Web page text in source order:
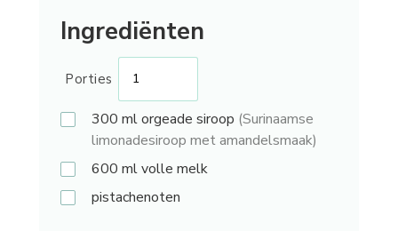
Ingrediënten
Porties
300 mlorgeade siroop (Surinaamse
limonadesiroop met amandelsmaak)
600 mlvolle melk
pistachenoten